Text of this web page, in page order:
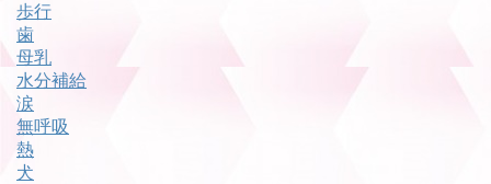
歩行
歯
母乳
水分補給
涙
無呼吸
熱
犬